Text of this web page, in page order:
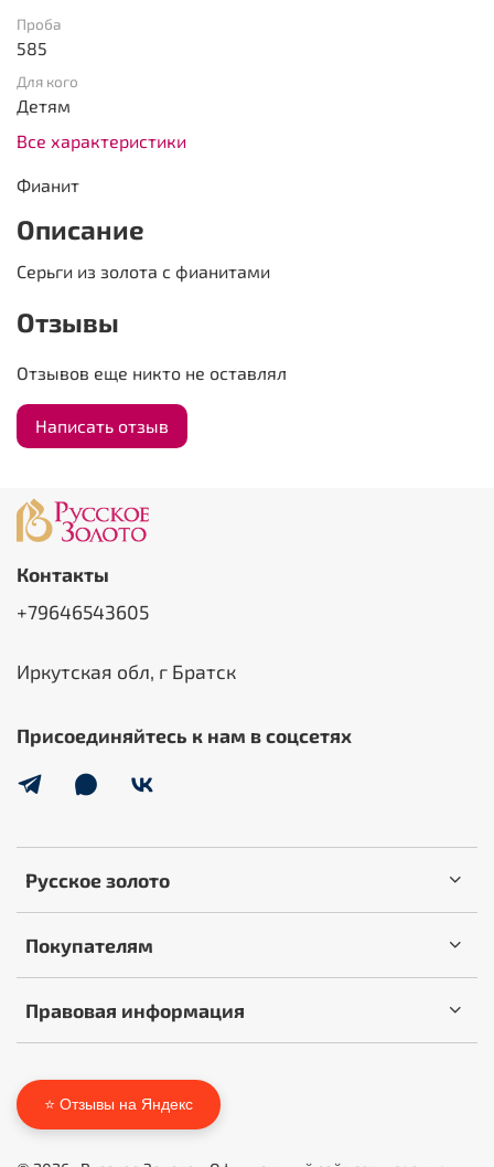
Проба
585
Для кого
Детям
Все характеристики
Фианит
Описание
Серьги из золота с фианитами
Отзывы
Отзывов еще никто не оставлял
Написать отзыв
Русское золото
Покупателям
Правовая информация
Контакты
+79646543605
Иркутская обл, г Братск
Присоединяйтесь к нам в соцсетях
⭐ Отзывы на Яндекс